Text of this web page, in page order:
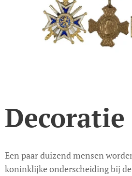
Decoratie
Een paar duizend mensen
koninklijke onderscheiding bij